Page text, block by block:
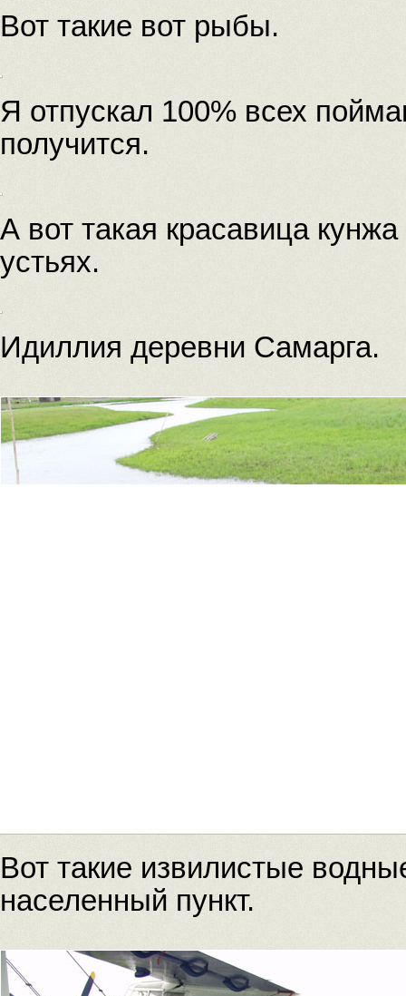
Вот такие вот рыбы.
Я отпускал 100% всех
получится.
А вот такая красавица
устьях.
Идиллия деревни Самарга.
Вот такие извилистые
населенный пункт.